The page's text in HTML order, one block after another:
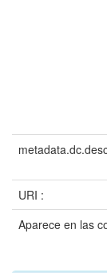
URI :
Aparece en las